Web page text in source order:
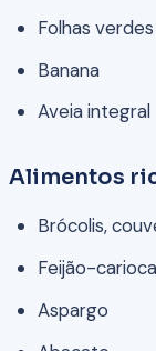
Folhas
Banana
Aveia integral
Alimentos
Brócolis,
Feijão-carioca
Aspargo